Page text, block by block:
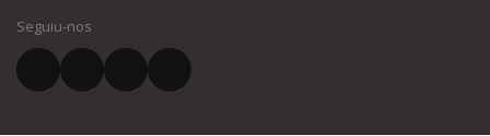
El vostre correu electrònic *
Seguiu-nos